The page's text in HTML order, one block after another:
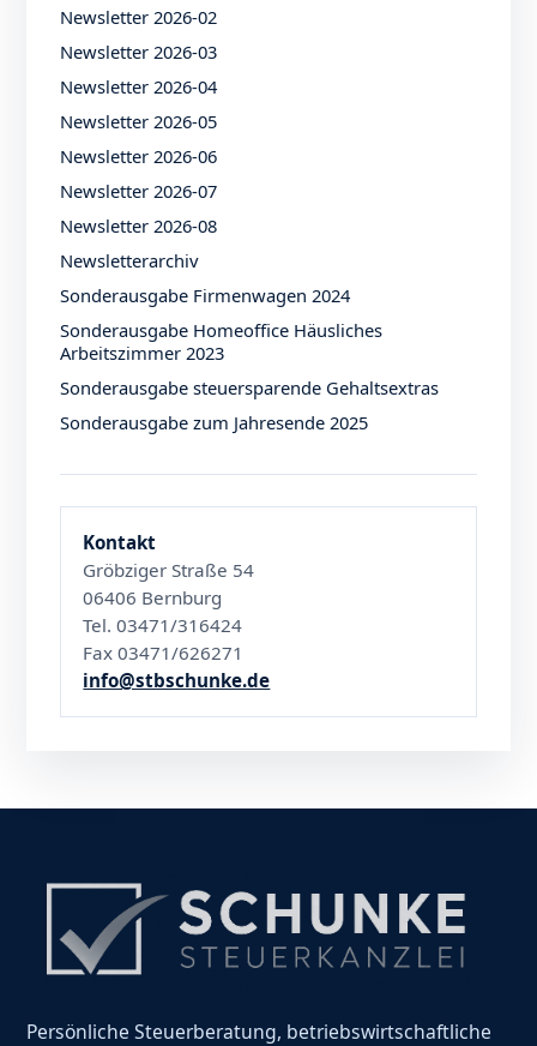
Newsletter 2026-02
Newsletter 2026-03
Newsletter 2026-04
Newsletter 2026-05
Newsletter 2026-06
Newsletter 2026-07
Newsletter 2026-08
Newsletterarchiv
Sonderausgabe Firmenwagen 2024
Sonderausgabe Homeoffice Häusliches
Arbeitszimmer 2023
Sonderausgabe steuersparende Gehaltsextras
Sonderausgabe zum Jahresende 2025
Kontakt
Gröbziger Straße 54
06406 Bernburg
Tel. 03471/316424
Fax 03471/626271
info@stbschunke.de
Persönliche Steuerberatung, betriebswirtschaftliche